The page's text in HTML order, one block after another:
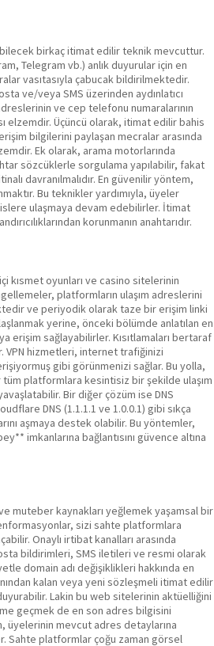
birkaç itimat edilir teknik mevcuttur.
Telegram vb.) anlık duyurular için en
vasıtasıyla çabucak bildirilmektedir.
ve/veya SMS üzerinden aydınlatıcı
ve cep telefonu numaralarının
elzemdir. Üçüncü olarak, itimat edilir bahis
bilgilerini paylaşan mecralar arasında
Ek olarak, arama motorlarında
sözcüklerle sorgulama yapılabilir, fakat
davranılmalıdır. En güvenilir yöntem,
Bu teknikler yardımıyla, üyeler
ulaşmaya devam edebilirler. İtimat
korunmanın anahtarıdır.
kısmet oyunları ve casino sitelerinin
platformların ulaşım adreslerini
ve periyodik olarak taze bir erişim linki
yerine, önceki bölümde anlatılan en
erişim sağlayabilirler. Kısıtlamaları bertaraf
VPN hizmetleri, internet trafiğinizi
gibi görünmenizi sağlar. Bu yolla,
tüm platformlara kesintisiz bir şekilde ulaşım
Bir diğer çözüm ise DNS
DNS (1.1.1.1 ve 1.0.0.1) gibi sıkça
aşmaya destek olabilir. Bu yöntemler,
imkanlarına bağlantısını güvence altına
muteber kaynakları yeğlemek yaşamsal bir
sizi sahte platformlara
Onaylı irtibat kanalları arasında
bildirimleri, SMS iletileri ve resmi olarak
domain adı değişiklikleri hakkında en
kalan veya yeni sözleşmeli itimat edilir
Lakin bu web sitelerinin aktüelliğini
geçmek de en son adres bilgisini
üyelerinin mevcut adres detaylarına
Sahte platformlar çoğu zaman görsel